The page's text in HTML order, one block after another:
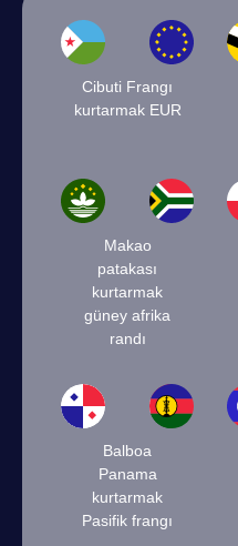
Cibuti Frangı
kurtarmak EUR
Makao
patakası
kurtarmak
güney afrika
randı
Balboa
Panama
kurtarmak
Pasifik frangı